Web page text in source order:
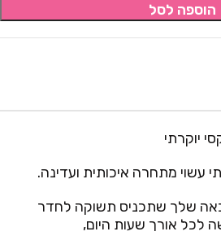
הוספה לסל
יוקרתי
עשוי מתחרה איכותית ועדינה.
שלך שתכניס תשוקה לחדר
לכל אורך שעות היום,